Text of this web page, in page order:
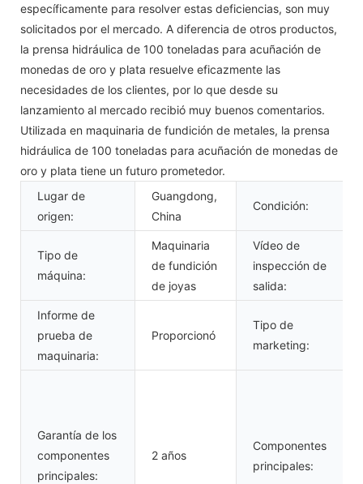
específicamente para resolver estas deficiencias, son muy
solicitados por el mercado. A diferencia de otros productos,
la prensa hidráulica de 100 toneladas para acuñación de
monedas de oro y plata resuelve eficazmente las
necesidades de los clientes, por lo que desde su
lanzamiento al mercado recibió muy buenos comentarios.
Utilizada en maquinaria de fundición de metales, la prensa
hidráulica de 100 toneladas para acuñación de monedas de
oro y plata tiene un futuro prometedor.
Lugar de
origen:
Guangdong,
China
Condición:
Tipo de
máquina:
Maquinaria
de fundición
de joyas
Vídeo de
inspección de
salida:
Informe de
prueba de
maquinaria:
Proporcionó
Tipo de
marketing:
Garantía de los
componentes
principales:
2 años
Componentes
principales: